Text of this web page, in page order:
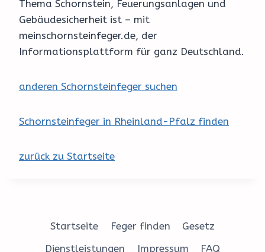
Thema Schornstein, Feuerungsanlagen und
Gebäudesicherheit ist – mit
meinschornsteinfeger.de, der
Informationsplattform für ganz Deutschland.
anderen Schornsteinfeger suchen
Schornsteinfeger in Rheinland-Pfalz finden
zurück zu Startseite
Startseite Feger finden
Gesetz
Dienstleistungen
Impressum FAQ